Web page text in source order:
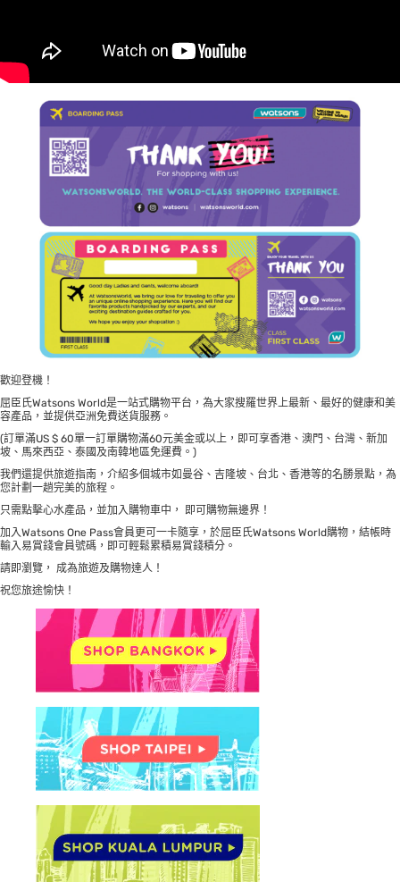
歡迎登機！
屈臣氏Watsons World是一站式購物平台，為大家搜羅世界上最新、最好的健康和美
容產品，並提供亞洲免費送貨服務。
(訂單滿US $ 60單一訂單購物滿60元美金或以上，即可享香港、澳門、台灣、新加
坡、馬來西亞、泰國及南韓地區免運費。)
我們還提供旅遊指南，介紹多個城市如曼谷、吉隆坡、台北、香港等的名勝景點，為
您計劃一趟完美的旅程。
只需點擊心水產品，並加入購物車中， 即可購物無邊界！
加入Watsons One Pass會員更可一卡隨享，於屈臣氏Watsons World購物，結帳時
輸入易賞錢會員號碼，即可輕鬆累積易賞錢積分。
請即瀏覽 ， 成為旅遊及購物達人！
祝您旅途愉快！